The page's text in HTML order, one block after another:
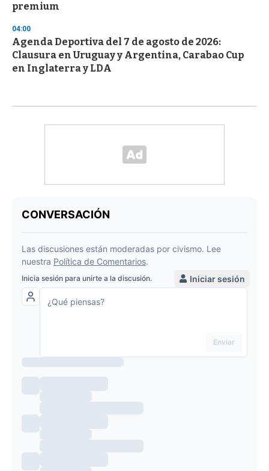
premium
04:00
Agenda Deportiva del 7 de agosto de 2026:
Clausura en Uruguay y Argentina, Carabao Cup
en Inglaterra y LDA